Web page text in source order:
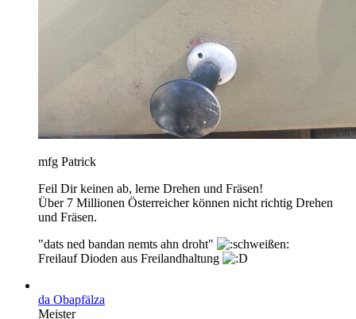
mfg Patrick
Feil Dir keinen ab, lerne Drehen und Fräsen!
Über 7 Millionen Österreicher können nicht richtig Drehen
und Fräsen.
"dats ned bandan nemts ahn droht"
Freilauf Dioden aus Freilandhaltung
da Obapfälza
Meister